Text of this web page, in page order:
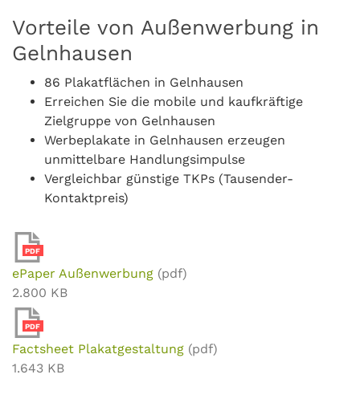
Vorteile von Außenwerbung in
Gelnhausen
86 Plakatflächen in Gelnhausen
Erreichen Sie die mobile und kaufkräftige
Zielgruppe von Gelnhausen
Werbeplakate in Gelnhausen erzeugen
unmittelbare Handlungsimpulse
Vergleichbar günstige TKPs (Tausender-
Kontaktpreis)
PDF
ePaper Außenwerbung (pdf)
2.800 KB
PDF
Factsheet Plakatgestaltung (pdf)
1.643 KB